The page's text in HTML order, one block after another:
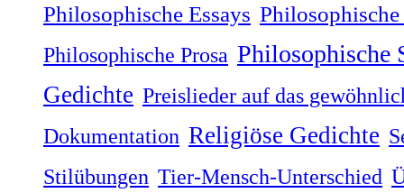
Philosophische Essays
Philosophische Prosa Philosophische
Gedichte Preislieder auf das
Dokumentation Religiöse Gedichte
Stilübungen Tier-Mensch-Unterschied